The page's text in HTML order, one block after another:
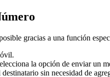
gracias a una función
la opción de enviar un
sin necesidad de